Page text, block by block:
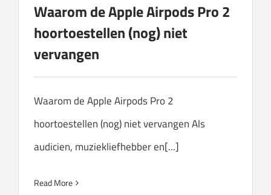
Waarom de Apple Airpods Pro 2
hoortoestellen (nog) niet
vervangen
Waarom de Apple Airpods Pro 2
hoortoestellen (nog) niet vervangen Als
audicien, muziekliefhebber en[...]
Read More